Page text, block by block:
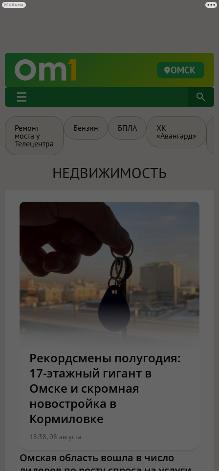
ОМСК
Ремонт
моста у
Телецентра
Бензин БПЛА
ХК
«Авангард»
НЕДВИЖИМОСТЬ
Рекордсмены полугодия:
17-этажный гигант в
Омске и скромная
новостройка в
Кормиловке
18:38, 08 августа
Омская область вошла в число
РЕКЛАМА